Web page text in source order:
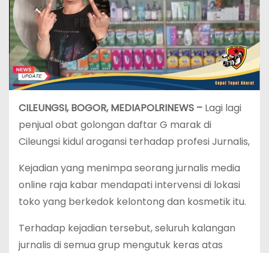
CILEUNGSI, BOGOR, MEDIAPOLRINEWS – Lagi lagi
penjual obat golongan daftar G marak di
Cileungsi kidul arogansi terhadap profesi Jurnalis,
Kejadian yang menimpa seorang jurnalis media
online raja kabar mendapati intervensi di lokasi
toko yang berkedok kelontong dan kosmetik itu.
Terhadap kejadian tersebut, seluruh kalangan
jurnalis di semua grup mengutuk keras atas